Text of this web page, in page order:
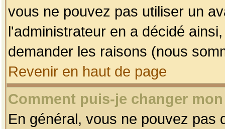
vous ne pouvez pas utiliser un
l'administrateur en a décidé
demander les raisons (nous
Revenir en haut de page
Comment puis-je changer
En général, vous ne pouvez pas